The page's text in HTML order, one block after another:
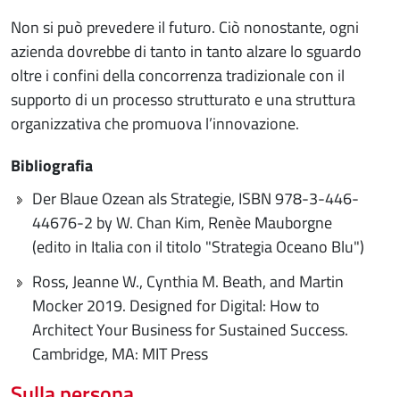
Non si può prevedere il futuro. Ciò nonostante, ogni
azienda dovrebbe di tanto in tanto alzare lo sguardo
oltre i confini della concorrenza tradizionale con il
supporto di un processo strutturato e una struttura
organizzativa che promuova l’innovazione.
Bibliografia
Der Blaue Ozean als Strategie, ISBN 978-3-446-
44676-2 by W. Chan Kim, Renèe Mauborgne
(edito in Italia con il titolo "Strategia Oceano Blu")
Ross, Jeanne W., Cynthia M. Beath, and Martin
Mocker 2019. Designed for Digital: How to
Architect Your Business for Sustained Success.
Cambridge, MA: MIT Press